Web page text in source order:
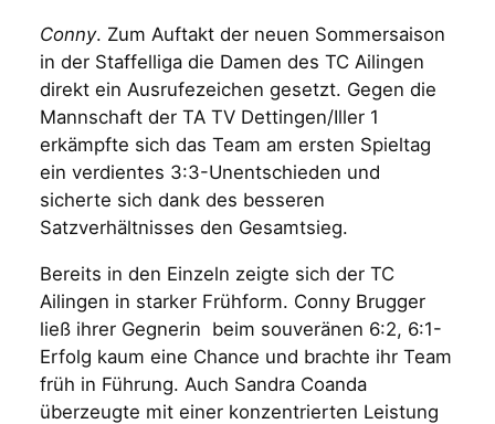
Conny. Zum Auftakt der neuen Sommersaison
in der Staffelliga die Damen des TC Ailingen
direkt ein Ausrufezeichen gesetzt. Gegen die
Mannschaft der TA TV Dettingen/Iller 1
erkämpfte sich das Team am ersten Spieltag
ein verdientes 3:3-Unentschieden und
sicherte sich dank des besseren
Satzverhältnisses den Gesamtsieg.
Bereits in den Einzeln zeigte sich der TC
Ailingen in starker Frühform. Conny Brugger
ließ ihrer Gegnerin beim souveränen 6:2, 6:1-
Erfolg kaum eine Chance und brachte ihr Team
früh in Führung. Auch Sandra Coanda
überzeugte mit einer konzentrierten Leistung